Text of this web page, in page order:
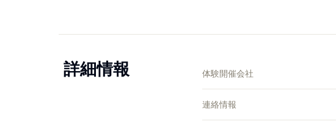
詳細情報 体験開催会社
連絡情報